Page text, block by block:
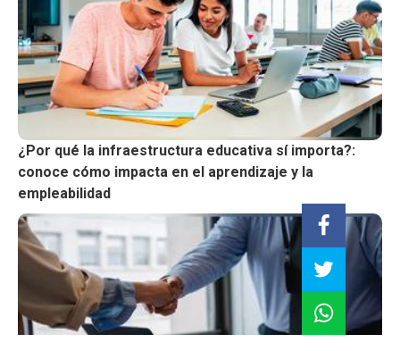
¿Por qué la infraestructura educativa sí importa?:
conoce cómo impacta en el aprendizaje y la
empleabilidad